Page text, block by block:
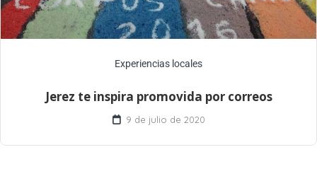
Experiencias locales
Jerez te inspira promovida por correos
9 de julio de 2020